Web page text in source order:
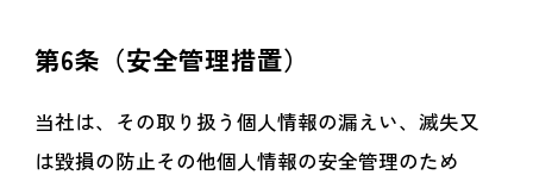
第6条（安全管理措置）
当社は、その取り扱う個人情報の漏えい、滅失又
は毀損の防止その他個人情報の安全管理のため